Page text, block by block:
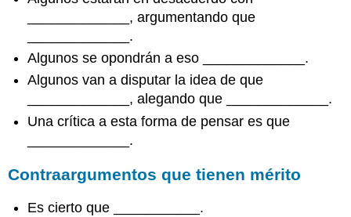
_____________, argumentando que
_____________.
Algunos se opondrán a eso _____________.
Algunos van a disputar la idea de que
_____________, alegando que _____________.
Una crítica a esta forma de pensar es que
_____________.
Contraargumentos que tienen mérito
Es cierto que ___________.